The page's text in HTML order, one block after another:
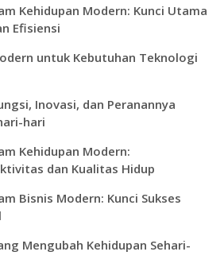
Kehidupan Modern: Kunci Utama
Efisiensi
untuk Kebutuhan Teknologi
Inovasi, dan Peranannya
hari
Kehidupan Modern:
dan Kualitas Hidup
Bisnis Modern: Kunci Sukses
Mengubah Kehidupan Sehari-